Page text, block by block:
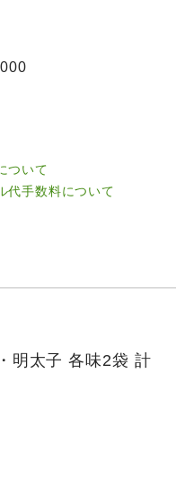
ついて
代手数料について
明太子 各味2袋 計